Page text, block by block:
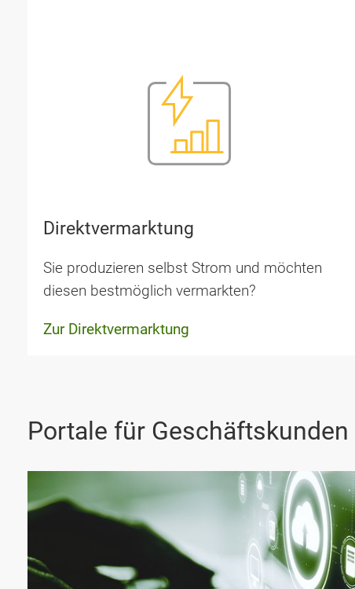
Direktvermarktung
Sie produzieren selbst Strom und möchten
diesen best­möglich vermarkten?
Zur Direktvermarktung
Portale für Geschäftskunden